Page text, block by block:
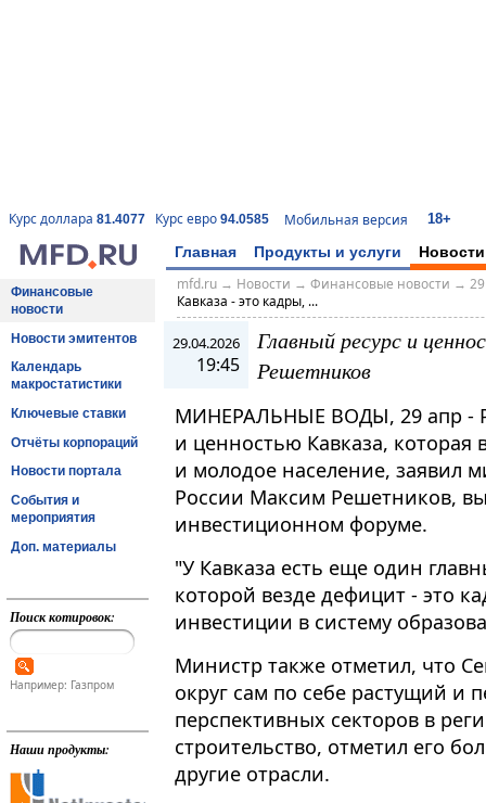
Курс доллара 81.4077 Курс евро 94.0585 Мобильная версия 18+
Главная Продукты и услуги Новости
Финансовые
новости
Новости эмитентов
Календарь
макростатистики
Ключевые ставки
Отчёты корпораций
Новости портала
События и
мероприятия
Доп. материалы
Поиск котировок:
Например: Газпром
Наши продукты:
mfd.ru→ Новости → Финансовые новости →
Кавказа - это кадры, ...
29.04.2026
19:45
Главный ресурс и
Решетников
МИНЕРАЛЬНЫЕ ВОДЫ, 29 апр -
и ценностью Кавказа, которая
и молодое население, заявил
России Максим Решетников,
инвестиционном форуме.
"У Кавказа есть еще один
которой везде дефицит - это
инвестиции в систему
Министр также отметил, что
округ сам по себе растущий и
перспективных секторов в
строительство, отметил его
другие отрасли.